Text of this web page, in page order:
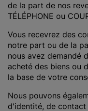
de la part de nos
TÉLÉPHONE ou
Vous recevrez des
notre part ou de la
nous avez demandé
acheté des biens ou
la base de votre
Nous pouvons
d'identité, de